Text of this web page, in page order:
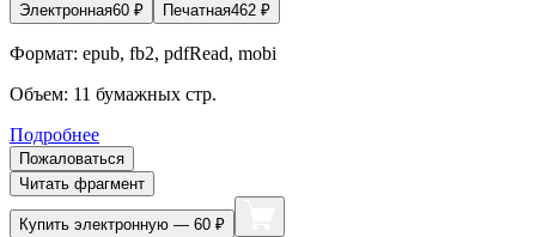
Электронная60 ₽ Печатная462 ₽
Формат: epub, fb2, pdfRead, mobi
Объем: 11 бумажных стр.
Подробнее
Пожаловаться
Читать фрагмент
Купить электронную — 60 ₽